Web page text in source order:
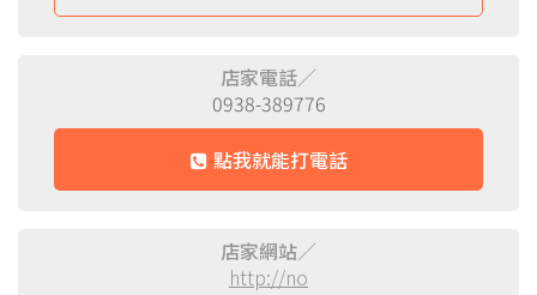
店家電話／
0938-389776
點我就能打電話
店家網站／
http://no